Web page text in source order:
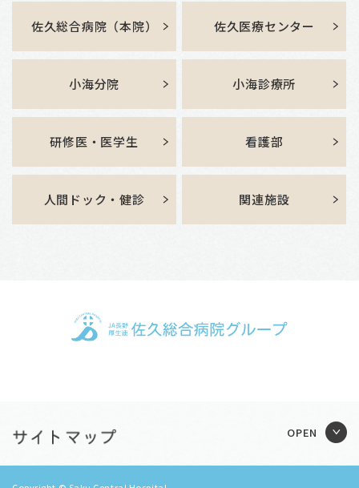
佐久総合病院（本院） 佐久医療センター
小海分院 小海診療所
研修医・医学生 看護部
人間ドック・健診 関連施設